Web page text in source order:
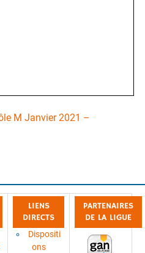
M Janvier 2021 –
LIENS
DIRECTS
Dispositi
ons
PARTENAIRES
DE LA LIGUE